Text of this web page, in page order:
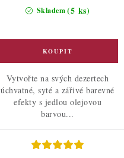
Skladem(5 ks)
Vytvořte na svých dezertech
úchvatné, syté a zářivé barevné
efekty s jedlou olejovou
barvou...